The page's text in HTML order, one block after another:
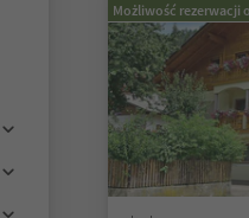
Możliwość rezerwacji